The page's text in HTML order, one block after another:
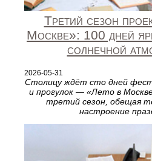
Третий сезон
Москве»: 100 дней
солнечной
2026-05-31
Столицу ждёт сто дней
и прогулок — «Лето в
третий сезон, обещая
настроение